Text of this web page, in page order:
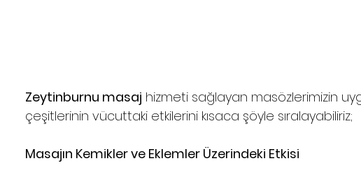
Zeytinburnu masaj hizmeti sağlayan masözlerimizin
çeşitlerinin vücuttaki etkilerini kısaca şöyle sıralayabiliriz;
Masajın Kemikler ve Eklemler Üzerindeki Etkisi